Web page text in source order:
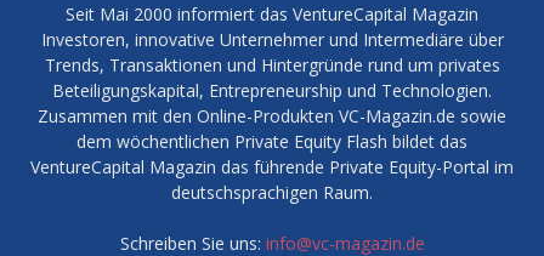
Seit Mai 2000 informiert das VentureCapital Magazin
Investoren, innovative Unternehmer und Intermediäre über
Trends, Transaktionen und Hintergründe rund um privates
Beteiligungskapital, Entrepreneurship und Technologien.
Zusammen mit den Online-Produkten VC-Magazin.de sowie
dem wöchentlichen Private Equity Flash bildet das
VentureCapital Magazin das führende Private Equity-Portal im
deutschsprachigen Raum.
Schreiben Sie uns: info@vc-magazin.de